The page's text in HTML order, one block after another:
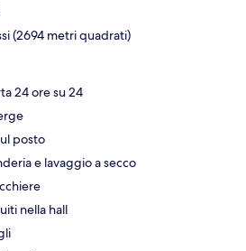
(2694 metri quadrati)
24 ore su 24
posto
e lavaggio a secco
nella hall